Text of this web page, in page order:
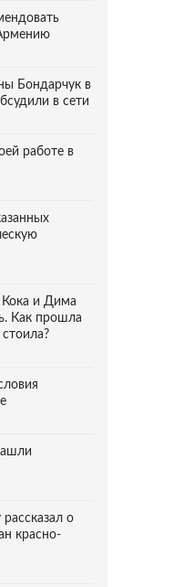
Бондарчук в
в сети
работе в
Кока и Дима
Как прошла
о
красно-